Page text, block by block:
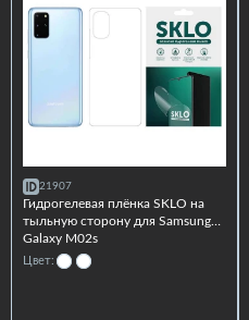
21907
Гидрогелевая плёнка SKLO на
тыльную сторону для Samsung
Galaxy M02s
Цвет: